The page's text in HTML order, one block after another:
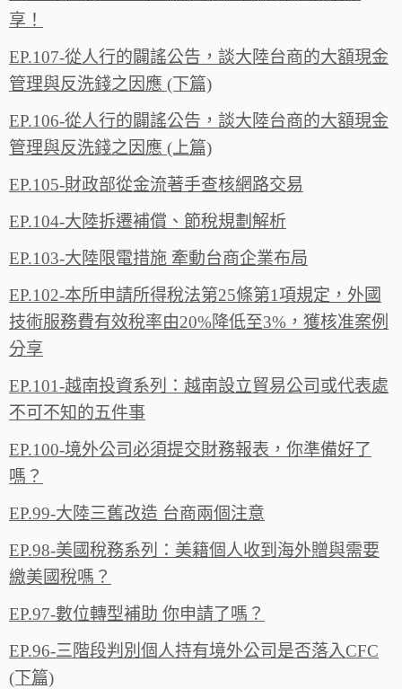
享！
EP.107-從人行的闢謠公告，談大陸台商的大額現金
管理與反洗錢之因應 (下篇)
EP.106-從人行的闢謠公告，談大陸台商的大額現金
管理與反洗錢之因應 (上篇)
EP.105-財政部從金流著手查核網路交易
EP.104-大陸拆遷補償、節稅規劃解析
EP.103-大陸限電措施 牽動台商企業布局
EP.102-本所申請所得稅法第25條第1項規定，外國
技術服務費有效稅率由20%降低至3%，獲核准案例
分享
EP.101-越南投資系列：越南設立貿易公司或代表處
不可不知的五件事
EP.100-境外公司必須提交財務報表，你準備好了
嗎？
EP.99-大陸三舊改造 台商兩個注意
EP.98-美國稅務系列：美籍個人收到海外贈與需要
繳美國稅嗎？
EP.97-數位轉型補助 你申請了嗎？
EP.96-三階段判別個人持有境外公司是否落入CFC
(下篇)